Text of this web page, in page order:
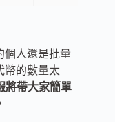
個人還是批量
幣的數量太
將帶大家簡單